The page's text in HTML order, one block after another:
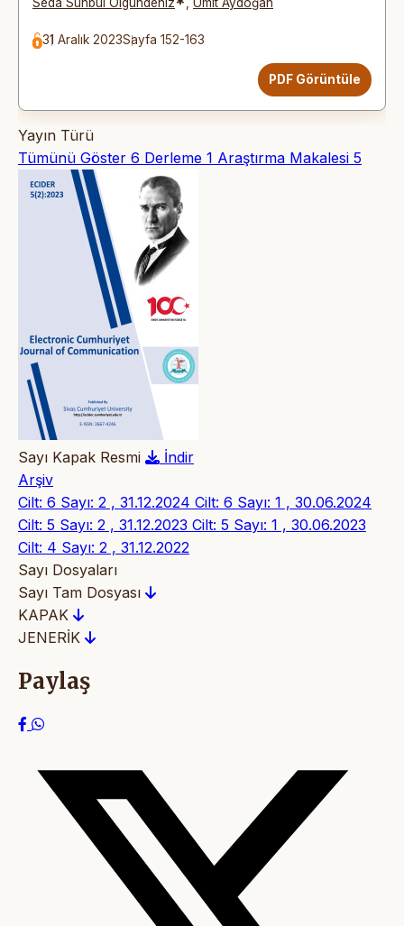
31 Aralık 2023Sayfa 152-163
PDF Görüntüle
Yayın Türü
Tümünü Göster 6 Derleme 1 Araştırma Makalesi 5
Sayı Kapak Resmi
İndir
Arşiv
Cilt: 6 Sayı: 2 , 31.12.2024 Cilt: 6 Sayı: 1 , 30.06.2024
Cilt: 5 Sayı: 2 , 31.12.2023 Cilt: 5 Sayı: 1 , 30.06.2023
Cilt: 4 Sayı: 2 , 31.12.2022
Sayı Dosyaları
Sayı Tam Dosyası
KAPAK
JENERİK
Paylaş